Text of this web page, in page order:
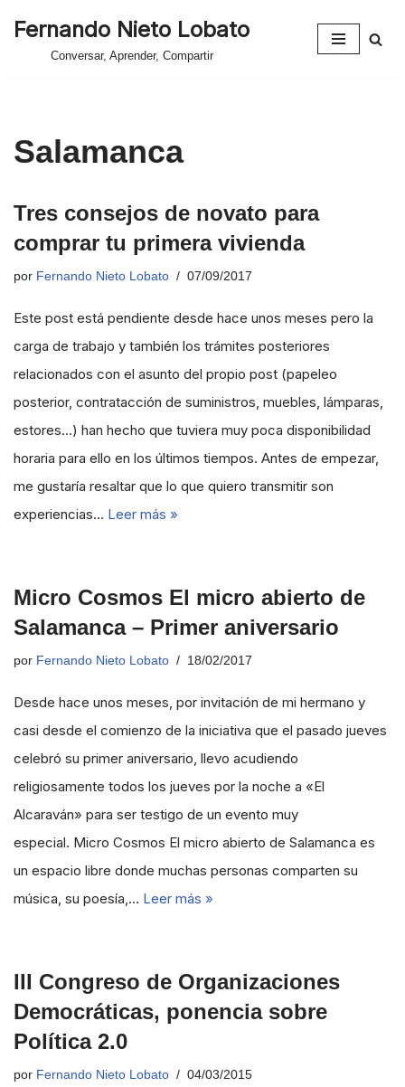
Fernando Nieto Lobato
Conversar, Aprender, Compartir
Salamanca
Tres consejos de novato para
comprar tu primera vivienda
por Fernando Nieto Lobato 07/09/2017
Este post está pendiente desde hace unos meses pero la
carga de trabajo y también los trámites posteriores
relacionados con el asunto del propio post (papeleo
posterior, contratacción de suministros, muebles, lámparas,
estores…) han hecho que tuviera muy poca disponibilidad
horaria para ello en los últimos tiempos. Antes de empezar,
me gustaría resaltar que lo que quiero transmitir son
experiencias… Leer más »
Micro Cosmos El micro abierto de
Salamanca – Primer aniversario
por Fernando Nieto Lobato 18/02/2017
Desde hace unos meses, por invitación de mi hermano y
casi desde el comienzo de la iniciativa que el pasado jueves
celebró su primer aniversario, llevo acudiendo
religiosamente todos los jueves por la noche a «El
Alcaraván» para ser testigo de un evento muy
especial. Micro Cosmos El micro abierto de Salamanca es
un espacio libre donde muchas personas comparten su
música, su poesía,… Leer más »
III Congreso de Organizaciones
Democráticas, ponencia sobre
Política 2.0
por Fernando Nieto Lobato 04/03/2015